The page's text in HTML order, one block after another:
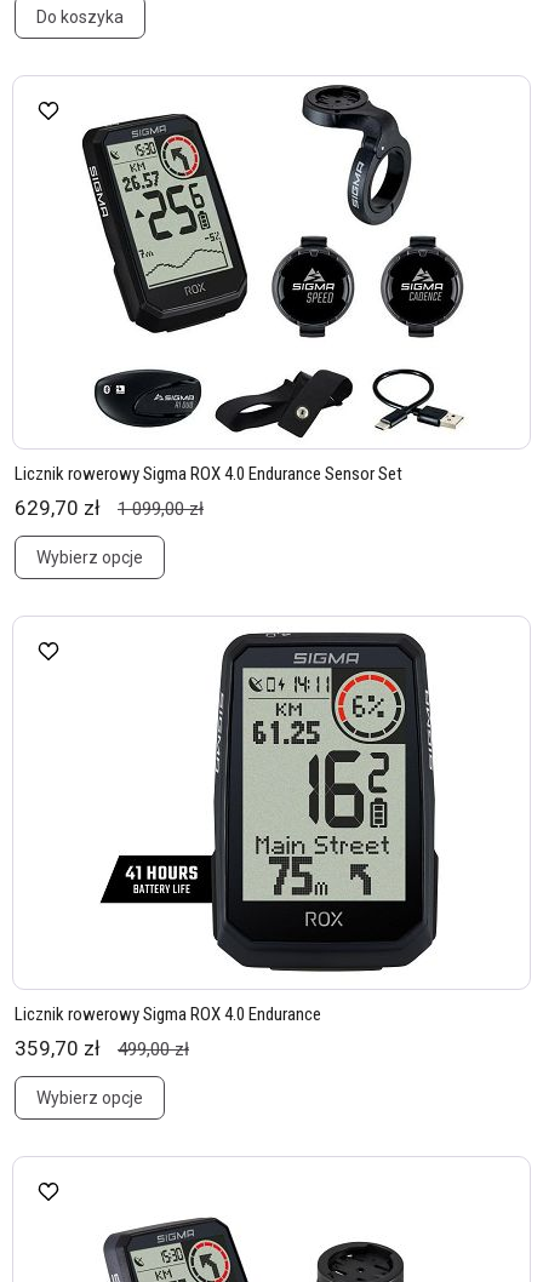
Do koszyka
Licznik rowerowy Sigma ROX 4.0 Endurance Sensor Set
629,70 zł 1 099,00 zł
Wybierz opcje
Licznik rowerowy Sigma ROX 4.0 Endurance
359,70 zł 499,00 zł
Wybierz opcje